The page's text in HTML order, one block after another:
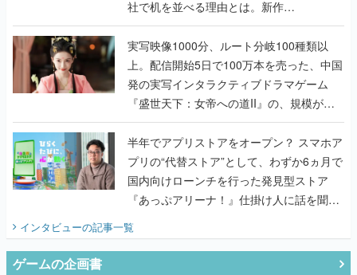
社で机を並べる理由とは。新作
『TATSUJIN EXTREME』で初タッグを組
んだレジェンド2人に訊く開発秘話
実写映像1000分、ルート分岐100種類以
上。配信開始5日で100万本を売った、中国
発の実写インタラクティブドラマゲーム
『盛世天下：女帝への道II』の、規模が違
うこだわりをプロデューサーに聞いた
半年でアプリストアをオープン？ スマホア
プリの“代替ストア”として、わずか6ヵ月で
国内向けローンチを行った発見型ストア
『あっぷアリーナ！』仕掛け人に話を聞い
てみた
インタビューの記事一覧
ゲームの企画書